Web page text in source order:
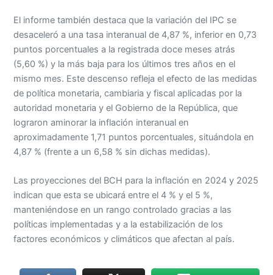
El informe también destaca que la variación del IPC se
desaceleró a una tasa interanual de 4,87 %, inferior en 0,73
puntos porcentuales a la registrada doce meses atrás
(5,60 %) y la más baja para los últimos tres años en el
mismo mes. Este descenso refleja el efecto de las medidas
de política monetaria, cambiaria y fiscal aplicadas por la
autoridad monetaria y el Gobierno de la República, que
lograron aminorar la inflación interanual en
aproximadamente 1,71 puntos porcentuales, situándola en
4,87 % (frente a un 6,58 % sin dichas medidas).
Las proyecciones del BCH para la inflación en 2024 y 2025
indican que esta se ubicará entre el 4 % y el 5 %,
manteniéndose en un rango controlado gracias a las
políticas implementadas y a la estabilización de los
factores económicos y climáticos que afectan al país.